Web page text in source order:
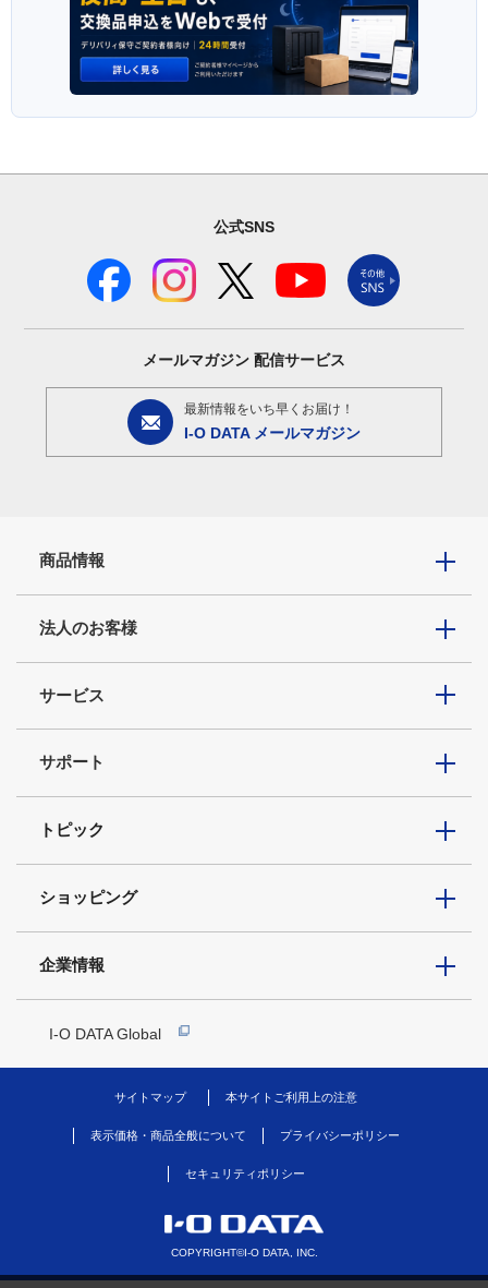
公式SNS
メールマガジン 配信サービス
最新情報をいち早くお届け！
I-O DATA メールマガジン
商品情報
法人のお客様
サービス
サポート
トピック
ショッピング
企業情報
I-O DATA Global
サイトマップ 本サイトご利用上の注意
表示価格・商品全般について プライバシーポリシー
セキュリティポリシー
COPYRIGHT©I-O DATA, INC.